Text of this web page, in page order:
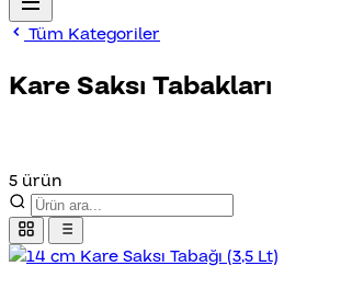
Tüm Kategoriler
Kare Saksı Tabakları
5 ürün